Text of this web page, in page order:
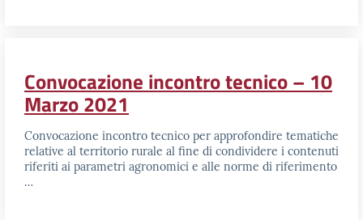
Convocazione incontro tecnico – 10
Marzo 2021
Convocazione incontro tecnico per approfondire tematiche
relative al territorio rurale al fine di condividere i contenuti
riferiti ai parametri agronomici e alle norme di riferimento
…